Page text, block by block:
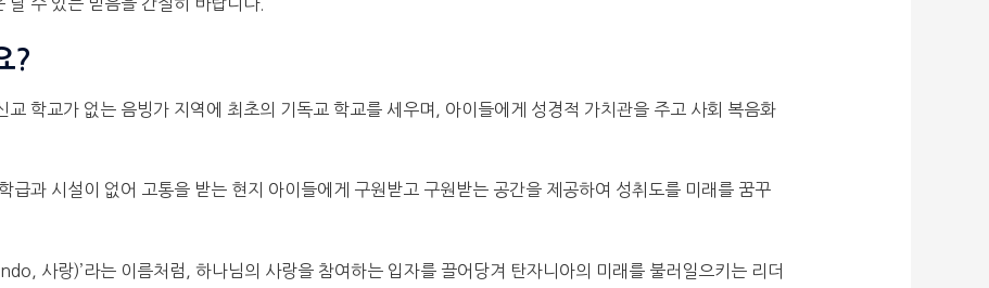
수 있는 믿음을 간절히 바랍니다.
?
교 학교가 없는 음빙가 지역에 최초의 기독교 학교를 세우며, 아이들에게 성경적 가치관을 주고 사회 복음화
급과 시설이 없어 고통을 받는 현지 아이들에게 구원받고 구원받는 공간을 제공하여 성취도를 미래를 꿈꾸
사랑)’라는 이름처럼, 하나님의 사랑을 참여하는 입자를 끌어당겨 탄자니아의 미래를 불러일으키는 리더